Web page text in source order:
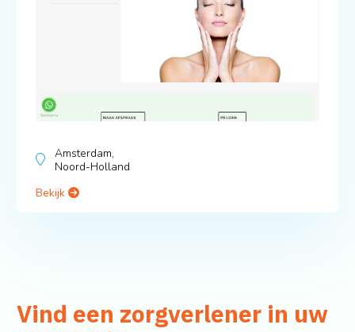
Amsterdam,
Noord-Holland
Bekijk
Vind een zorgverlener in uw